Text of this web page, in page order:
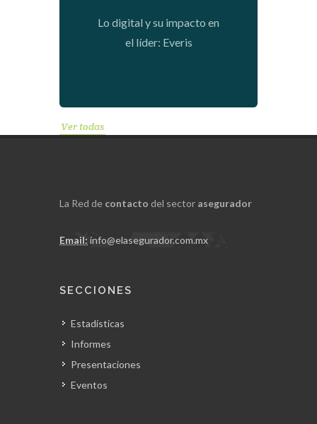
Lo digital y su impacto en
el líder: Everis
Ver todas
La Red de contacto del sector asegurador
Email: info@elasegurador.com.mx
SECCIONES
Estadísticas
Informes
Presentaciones
Eventos